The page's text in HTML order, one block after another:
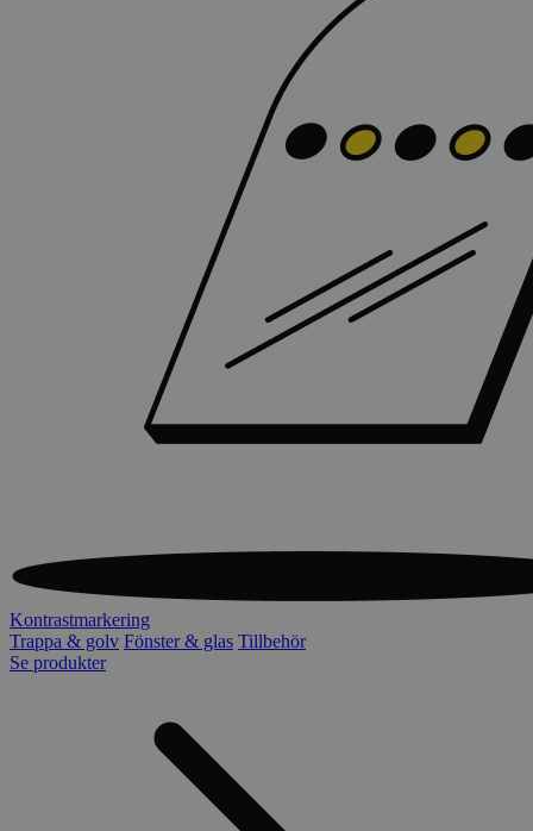
Kontrastmarkering
Trappa & golv Fönster & glas Tillbehör
Se produkter